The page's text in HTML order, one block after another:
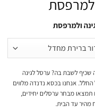
ולמרפסת
שכיף לשבת בה? ערסל לגינה
החלל. אנחנו בכסא נדנדה מלווים
תמצאו מבחר ערסלים יחידים,
מהיר עד הבית.